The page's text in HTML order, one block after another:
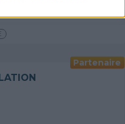
Partenaire